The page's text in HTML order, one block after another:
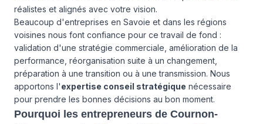
réalistes et alignés avec votre vision.
Beaucoup d'entreprises en Savoie et dans les régions
voisines nous font confiance pour ce travail de fond :
validation d'une stratégie commerciale, amélioration de la
performance, réorganisation suite à un changement,
préparation à une transition ou à une transmission. Nous
apportons l'expertise conseil stratégique nécessaire
pour prendre les bonnes décisions au bon moment.
Pourquoi les entrepreneurs de Cournon-